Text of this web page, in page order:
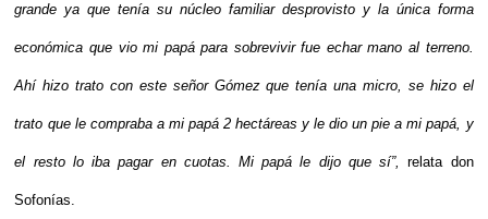
grande ya que tenía su núcleo familiar desprovisto y la única forma
económica que vio mi papá para sobrevivir fue echar mano al terreno.
Ahí hizo trato con este señor Gómez que tenía una micro, se hizo el
trato que le compraba a mi papá 2 hectáreas y le dio un pie a mi papá, y
el resto lo iba pagar en cuotas. Mi papá le dijo que sí”, relata don
Sofonías.